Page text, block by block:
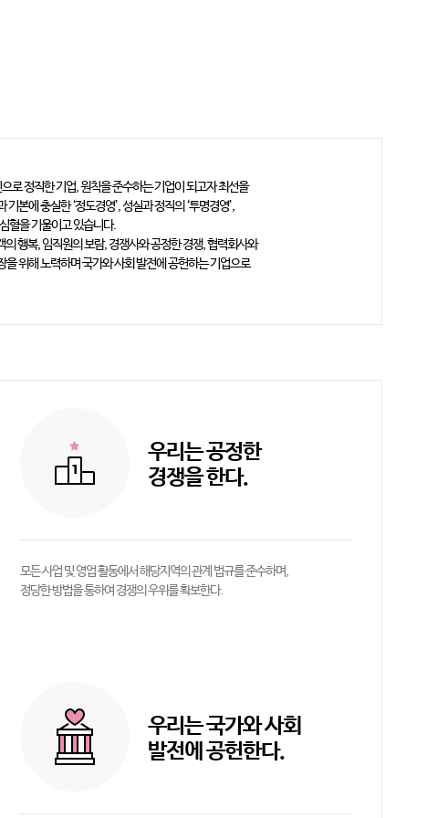
로 정직한 기업, 원칙을 준수하는 기업이 되고자 최선을
기본에 충실한 ‘정도경영’, 성실과 정직의 ‘투명경영’,
혈을 기울이고 있습니다.
의 행복, 임직원의 보람, 경쟁사와 공정한 경쟁, 협력회사와
을 위해 노력하며 국가와 사회 발전에 공헌하는 기업으로
우리는 공정한
경쟁을 한다.
모든 사업 및 영업 활동에서 해당지역의 관계 법규를 준수하며,
정당한 방법을 통하여 경쟁의 우위를 확보한다.
우리는 국가와 사회
발전에 공헌한다.